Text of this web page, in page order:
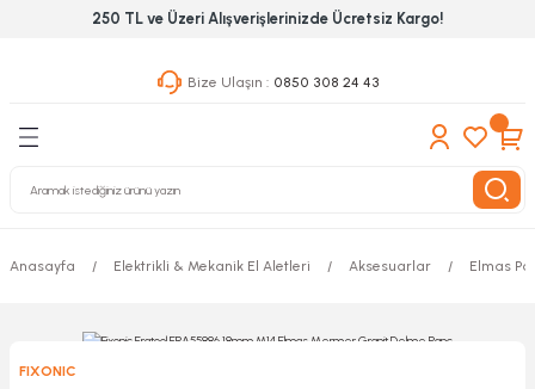
250 TL ve Üzeri Alışverişlerinizde Ücretsiz Kargo!
Bize Ulaşın : 0850 308 24 43
Geri Dön
Geri Dön
& Nalburiye
Grubu
Geri Dön
Anasayfa Elektrikli & Mekanik El Aletleri Aksesuarlar Elmas
FIXONIC